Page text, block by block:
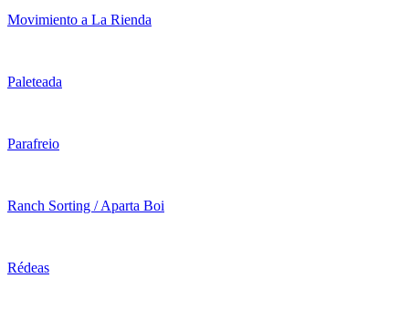
Movimiento a La Rienda
Paleteada
Parafreio
Ranch Sorting / Aparta Boi
Rédeas